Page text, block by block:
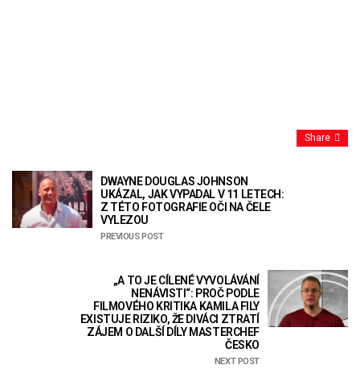
Share
DWAYNE DOUGLAS JOHNSON
UKÁZAL, JAK VYPADAL V 11 LETECH:
Z TÉTO FOTOGRAFIE OČI NA ČELE
VYLEZOU
PREVIOUS POST
„A TO JE CÍLENÉ VYVOLÁVÁNÍ
NENÁVISTI“: PROČ PODLE
FILMOVÉHO KRITIKA KAMILA FILY
EXISTUJE RIZIKO, ŽE DIVÁCI ZTRATÍ
ZÁJEM O DALŠÍ DÍLY MASTERCHEF
ČESKO
NEXT POST